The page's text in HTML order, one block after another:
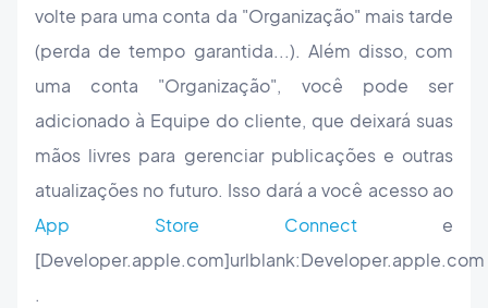
volte para uma conta da "Organização" mais tarde
(perda de tempo garantida...). Além disso, com
uma conta "Organização", você pode ser
adicionado à Equipe do cliente, que deixará suas
mãos livres para gerenciar publicações e outras
atualizações no futuro. Isso dará a você acesso ao
App Store Connect e
[Developer.apple.com]urlblank:Developer.apple.com
.